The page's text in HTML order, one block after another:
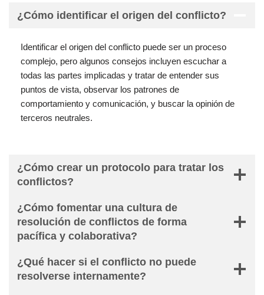
¿Cómo identificar el origen del conflicto?
Identificar el origen del conflicto puede ser un proceso
complejo, pero algunos consejos incluyen escuchar a
todas las partes implicadas y tratar de entender sus
puntos de vista, observar los patrones de
comportamiento y comunicación, y buscar la opinión de
terceros neutrales.
¿Cómo crear un protocolo para tratar los
conflictos?
¿Cómo fomentar una cultura de
resolución de conflictos de forma
pacífica y colaborativa?
¿Qué hacer si el conflicto no puede
resolverse internamente?